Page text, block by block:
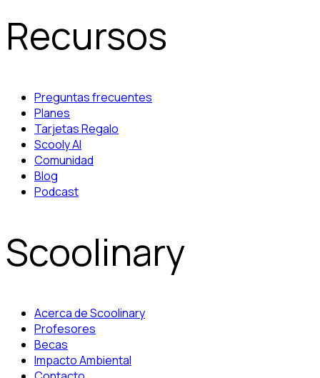
Recursos
Preguntas frecuentes
Planes
Tarjetas Regalo
Scooly AI
Comunidad
Blog
Podcast
Scoolinary
Acerca de Scoolinary
Profesores
Becas
Impacto Ambiental